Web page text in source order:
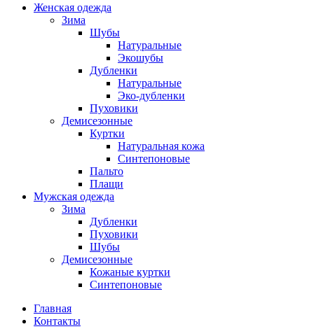
Женская одежда
Зима
Шубы
Натуральные
Экошубы
Дубленки
Натуральные
Эко-дубленки
Пуховики
Демисезонные
Куртки
Натуральная кожа
Синтепоновые
Пальто
Плащи
Мужская одежда
Зима
Дубленки
Пуховики
Шубы
Демисезонные
Кожаные куртки
Синтепоновые
Главная
Контакты